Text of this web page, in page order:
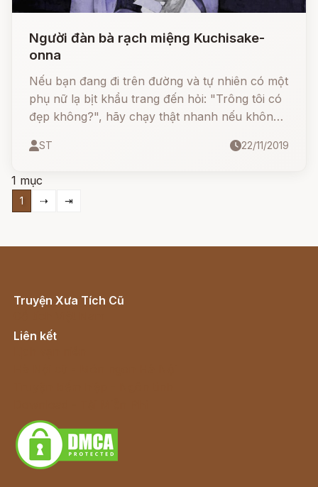
Người đàn bà rạch miệng Kuchisake-
onna
Nếu bạn đang đi trên đường và tự nhiên có một
phụ nữ lạ bịt khẩu trang đến hỏi: "Trông tôi có
đẹp không?", hãy chạy thật nhanh nếu không
ST 22/11/2019
1 mục
1 ⇢ ⇥
Truyện Xưa Tích Cũ
Liên kết